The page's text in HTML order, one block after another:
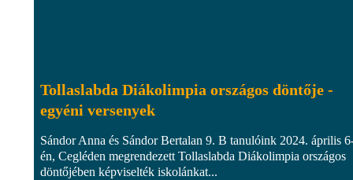
Tollaslabda Diákolimpia országos döntője -
egyéni versenyek
Sándor Anna és Sándor Bertalan 9. B tanulóink 2024. április
én, Cegléden megrendezett Tollaslabda Diákolimpia országos
döntőjében képviselték iskolánkat...